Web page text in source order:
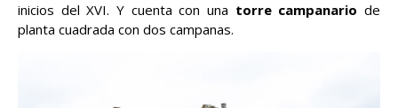
inicios del XVI. Y cuenta con una torre campanario de
planta cuadrada con dos campanas.